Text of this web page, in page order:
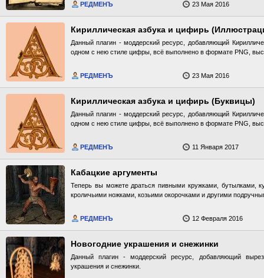
РЕДМЕНЪ 23 Мая 2016
Кириллическая азбука и цифирь
Данный плагин - моддерский ресурс, добавляющий
одном с нею стиле цифры, всё выполнено в формате PNG,
РЕДМЕНЪ 23 Мая 2016
Кириллическая азбука и цифирь (Буквицы)
Данный плагин - моддерский ресурс, добавляющий
одном с нею стиле цифры, всё выполнено в формате PNG,
РЕДМЕНЪ 11 Января 2017
Кабацкие аргументы
Теперь вы можете драться пивными кружками, бутылками,
кроличьими ножками, козьими окорочками и другими
РЕДМЕНЪ 12 Февраля 2016
Новогодние украшения и снежинки
Данный плагин - моддерский ресурс, добавляющий
украшения и снежинки.